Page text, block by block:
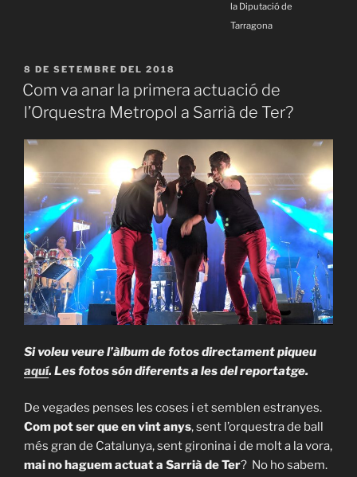
la Diputació de
Tarragona
PUBLICAT
A
8 DE SETEMBRE DEL 2018
Com va anar la primera actuació de
l’Orquestra Metropol a Sarrià de Ter?
Si voleu veure l’àlbum de fotos directament piqueu
aquí. Les fotos són diferents a les del reportatge.
De vegades penses les coses i et semblen estranyes.
Com pot ser que en vint anys, sent l’orquestra de ball
més gran de Catalunya, sent gironina i de molt a la vora,
mai no haguem actuat a Sarrià de Ter? No ho sabem.